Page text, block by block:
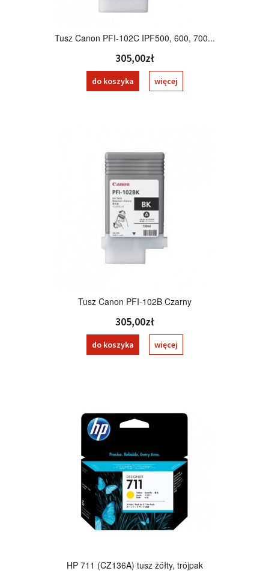
Tusz Canon PFI-102C IPF500, 600, 700...
305,00zł
do koszyka więcej
Tusz Canon PFI-102B Czarny
305,00zł
do koszyka więcej
HP 711 (CZ136A) tusz żółty, trójpak